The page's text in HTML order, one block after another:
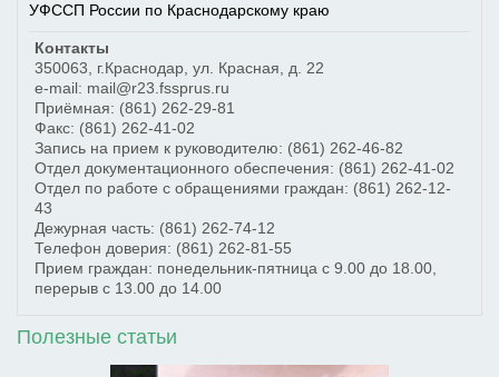
УФССП России по Краснодарскому краю
Контакты
350063
г.Краснодар ул. Красная, д. 22
e-mail: mail@r23.fssprus.ru
Приёмная: (861) 262-29-81
Факс: (861) 262-41-02
Запись на прием к руководителю: (861) 262-46-82
Отдел документационного обеспечения: (861) 262-41-02
Отдел по работе с обращениями граждан: (861) 262-12-
43
Дежурная часть: (861) 262-74-12
Телефон доверия: (861) 262-81-55
Прием граждан: понедельник-пятница с 9.00 до 18.00,
перерыв с 13.00 до 14.00
Полезные статьи